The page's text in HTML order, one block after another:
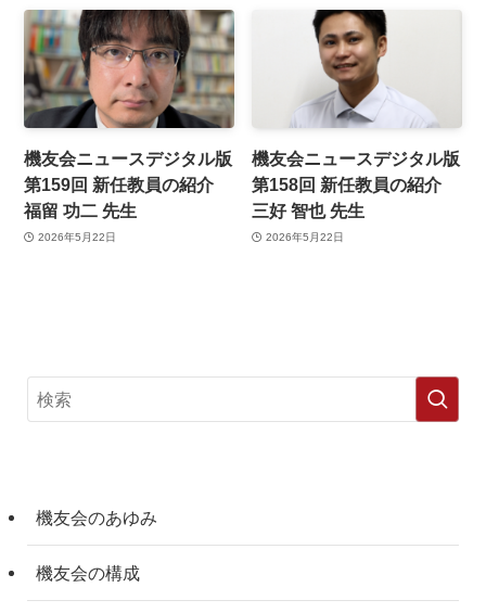
機友会ニュースデジタル版
第159回 新任教員の紹介
福留 功二 先生
2026年5月22日
機友会ニュースデジタル版
第158回 新任教員の紹介
三好 智也 先生
2026年5月22日
機友会のあゆみ
機友会の構成